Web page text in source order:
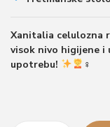
Xanitalia celulozna
visok nivo higijene i
upotrebu!
‍♀